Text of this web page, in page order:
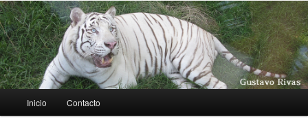
principal
Inicio Contacto